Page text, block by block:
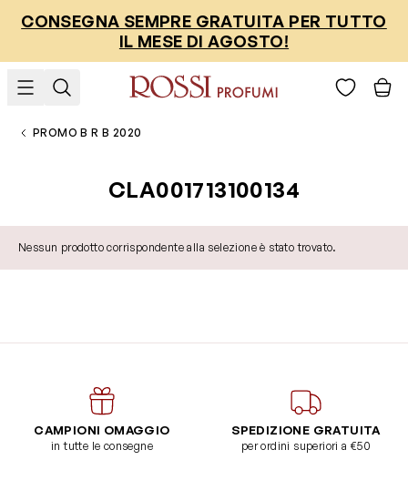
CONSEGNA SEMPRE GRATUITA PER TUTTO
IL MESE DI AGOSTO!
PROMO B R B 2020
CLA001713100134
Nessun prodotto corrispondente alla selezione è stato trovato.
CAMPIONI OMAGGIO
in tutte le consegne
SPEDIZIONE GRATUITA
per ordini superiori a €50